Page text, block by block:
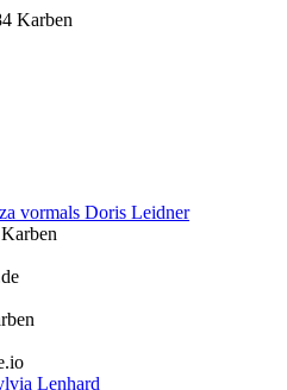
Karben
vormals Doris Leidner
Lenhard